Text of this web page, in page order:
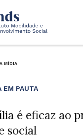
MÍDIA
EM PAUTA
é eficaz ao
social